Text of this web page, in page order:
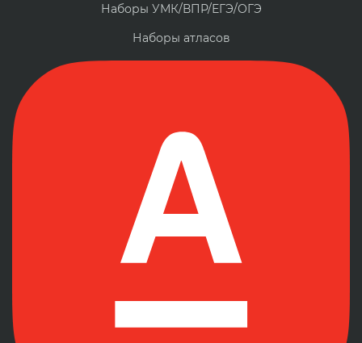
Наборы УМК/ВПР/ЕГЭ/ОГЭ
Наборы атласов